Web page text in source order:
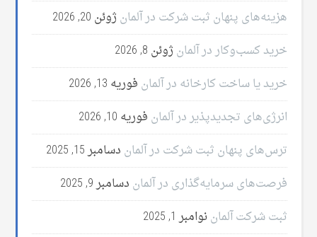
هزینه‌های پنهان ثبت شرکت در آلمان ژوئن 20, 2026
خرید کسب‌وکار در آلمان ژوئن 8, 2026
خرید یا ساخت کارخانه در آلمان فوریه 13, 2026
انرژی‌های تجدیدپذیر در آلمان فوریه 10, 2026
ترس‌های پنهان ثبت شرکت در آلمان دسامبر 15, 2025
فرصت‌های سرمایه‌گذاری در آلمان دسامبر 9, 2025
ثبت شرکت آلماننوامبر 1, 2025